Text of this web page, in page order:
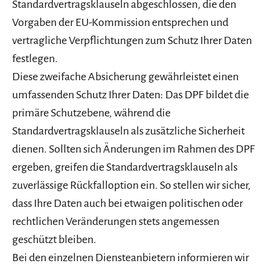
Standardvertragsklauseln abgeschlossen, die den
Vorgaben der EU-Kommission entsprechen und
vertragliche Verpflichtungen zum Schutz Ihrer Daten
festlegen.
Diese zweifache Absicherung gewährleistet einen
umfassenden Schutz Ihrer Daten: Das DPF bildet die
primäre Schutzebene, während die
Standardvertragsklauseln als zusätzliche Sicherheit
dienen. Sollten sich Änderungen im Rahmen des DPF
ergeben, greifen die Standardvertragsklauseln als
zuverlässige Rückfalloption ein. So stellen wir sicher,
dass Ihre Daten auch bei etwaigen politischen oder
rechtlichen Veränderungen stets angemessen
geschützt bleiben.
Bei den einzelnen Diensteanbietern informieren wir